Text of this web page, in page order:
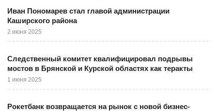
Иван Пономарев стал главой администрации
Каширского района
2 июня 2025
Следственный комитет квалифицировал подрывы
мостов в Брянской и Курской областях как теракты
1 июня 2025
Рокетбанк возвращается на рынок с новой бизнес-